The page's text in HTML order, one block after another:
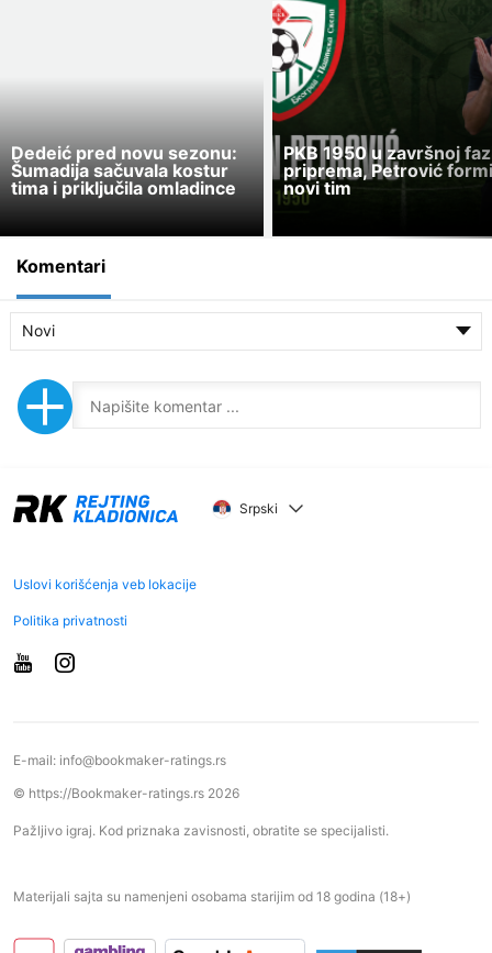
Dedeić pred novu sezonu:
Šumadija sačuvala kostur
tima i priključila omladince
PKB 1950 u završnoj
priprema, Petrović
novi tim
Komentari
Novi
Srpski
Uslovi korišćenja veb lokacije
Politika privatnosti
E-mail: info@bookmaker-ratings.rs
© https://Bookmaker-ratings.rs 2026
Pažljivo igraj. Kod priznaka zavisnosti, obratite se specijalisti.
Materijali sajta su namenjeni osobama starijim od 18 godina (18+)